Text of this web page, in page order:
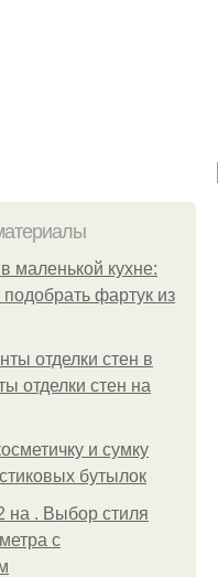
маленькой кухне:
фартук из
отделки стен в
отделки стен на
и сумку
бутылок
на . Выбор стиля
с